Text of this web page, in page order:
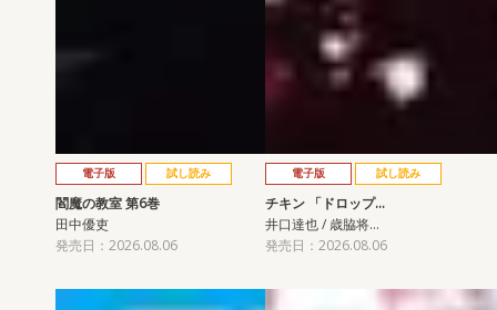
電子版 試し読み
閻魔の教室 第6巻
田中優吏
発売日：2026.08.06
電子版 試し読み
チキン 「ドロップ…
井口達也 / 歳脇将…
発売日：2026.08.06